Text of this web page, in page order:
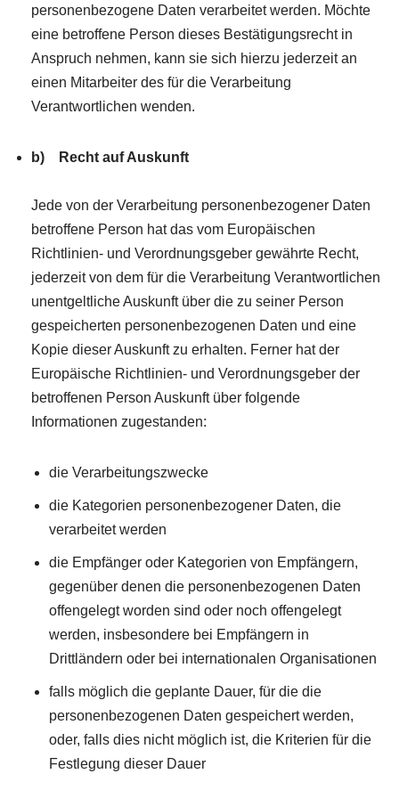
personenbezogene Daten verarbeitet werden. Möchte
eine betroffene Person dieses Bestätigungsrecht in
Anspruch nehmen, kann sie sich hierzu jederzeit an
einen Mitarbeiter des für die Verarbeitung
Verantwortlichen wenden.
b) Recht auf Auskunft
Jede von der Verarbeitung personenbezogener Daten
betroffene Person hat das vom Europäischen
Richtlinien- und Verordnungsgeber gewährte Recht,
jederzeit von dem für die Verarbeitung Verantwortlichen
unentgeltliche Auskunft über die zu seiner Person
gespeicherten personenbezogenen Daten und eine
Kopie dieser Auskunft zu erhalten. Ferner hat der
Europäische Richtlinien- und Verordnungsgeber der
betroffenen Person Auskunft über folgende
Informationen zugestanden:
die Verarbeitungszwecke
die Kategorien personenbezogener Daten, die
verarbeitet werden
die Empfänger oder Kategorien von Empfängern,
gegenüber denen die personenbezogenen Daten
offengelegt worden sind oder noch offengelegt
werden, insbesondere bei Empfängern in
Drittländern oder bei internationalen Organisationen
falls möglich die geplante Dauer, für die die
personenbezogenen Daten gespeichert werden,
oder, falls dies nicht möglich ist, die Kriterien für die
Festlegung dieser Dauer